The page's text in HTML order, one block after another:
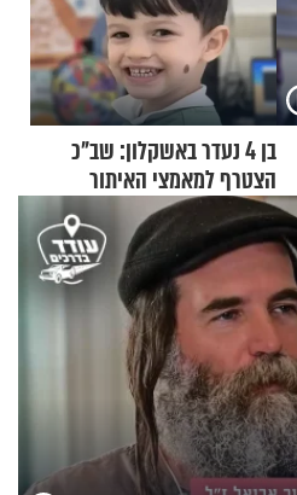
בן 4 נעדר באשקלון: שב"כ
הצטרף למאמצי האיתור